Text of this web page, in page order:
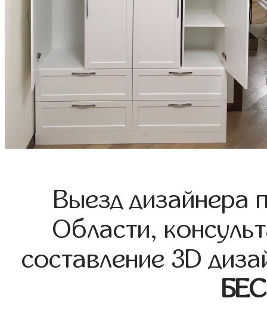
Выезд дизайнера
Области,
составление 3D